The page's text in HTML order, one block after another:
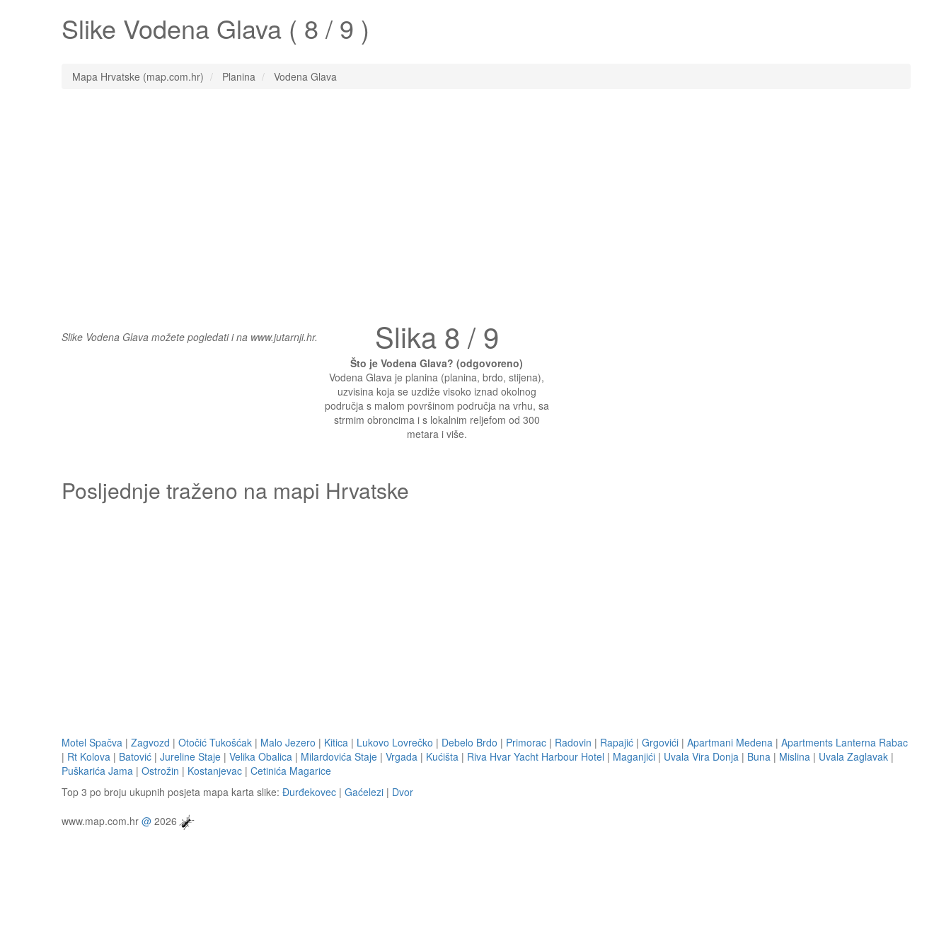
Slike Vodena Glava ( 8 / 9 )
Mapa Hrvatske (map.com.hr) Planina Vodena Glava
Slike Vodena Glava možete pogledati i na www.jutarnji.hr. Slika 8 / 9
Što je Vodena Glava? (odgovoreno)
Vodena Glava je planina (planina, brdo, stijena),
uzvisina koja se uzdiže visoko iznad okolnog
područja s malom površinom područja na vrhu, sa
strmim obroncima i s lokalnim reljefom od 300
metara i više.
Posljednje traženo na mapi Hrvatske
Motel Spačva | Zagvozd | Otočić Tukošćak | Malo Jezero | Kitica | Lukovo Lovrečko | Debelo Brdo | Primorac | Radovin | Rapajić | Grgovići | Apartmani Medena | Apartments Lanterna Rabac
| Rt Kolova | Batović | Jureline Staje | Velika Obalica | Milardovića Staje | Vrgada | Kućišta | Riva Hvar Yacht Harbour Hotel | Maganjići | Uvala Vira Donja | Buna | Mislina | Uvala Zaglavak |
Puškarića Jama | Ostrožin | Kostanjevac | Cetinića Magarice
Top 3 po broju ukupnih posjeta mapa karta slike: Đurđekovec | Gaćelezi | Dvor
www.map.com.hr @ 2026